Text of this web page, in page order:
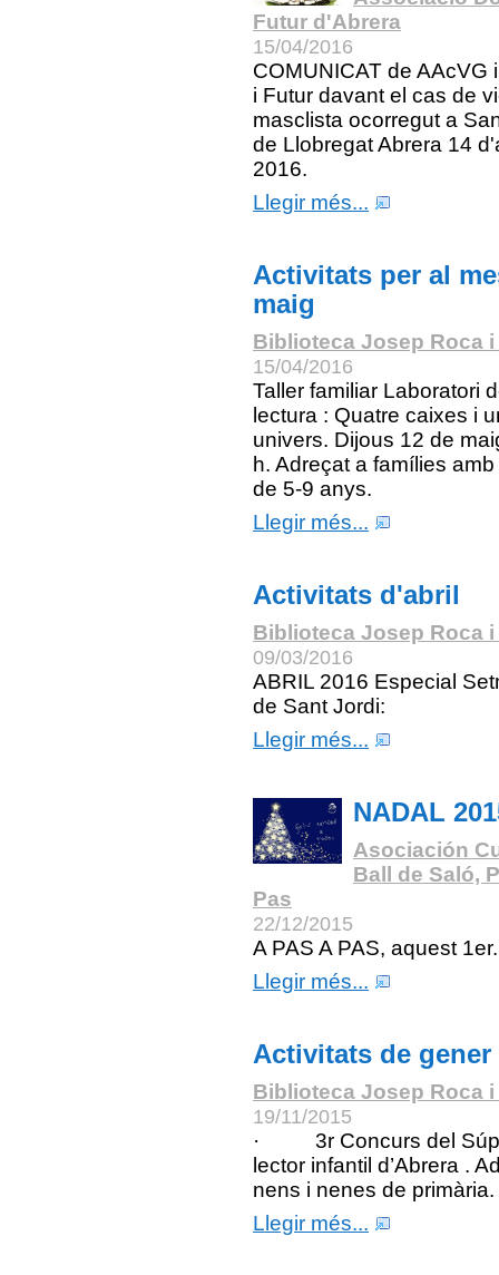
Futur d'Abrera
15/04/2016
COMUNICAT de AAcVG
i Futur davant el cas de
masclista ocorregut a
de Llobregat Abrera 14
2016.
Llegir més...
Activitats per al
maig
Biblioteca Josep Roca
15/04/2016
Taller familiar Laboratori
lectura : Quatre caixes i
univers. Dijous 12 de
h. Adreçat a famílies
de 5-9 anys.
Llegir més...
Activitats d'abril
Biblioteca Josep Roca
09/03/2016
ABRIL 2016 Especial
de Sant Jordi:
Llegir més...
NADAL
Asociación
Ball de Saló,
Pas
22/12/2015
A PAS A PAS, aquest 1er.
Llegir més...
Activitats de gener
Biblioteca Josep Roca
19/11/2015
· 3r Concurs del
lector infantil d’Abrera .
nens i nenes de primària.
Llegir més...